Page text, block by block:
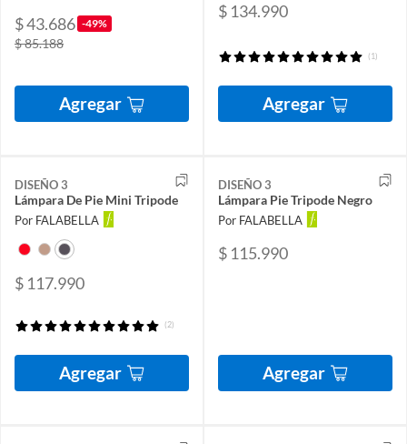
$ 43.686 -49%
$ 85.188
Agregar
$ 134.990
(1)
Agregar
DISEÑO 3
Lámpara De Pie Mini Tripode
Por FALABELLA
$ 117.990
(2)
Agregar
DISEÑO 3
Lámpara Pie Tripode Negro
Por FALABELLA
$ 115.990
Agregar